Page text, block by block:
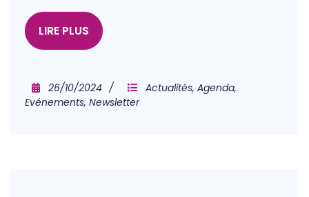
LIRE PLUS
26/10/2024 Actualités, Agenda,
Evénements, Newsletter